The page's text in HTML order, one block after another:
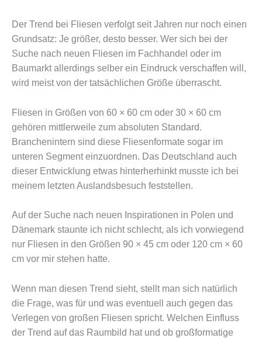
Der Trend bei Fliesen verfolgt seit Jahren nur noch einen
Grundsatz: Je größer, desto besser. Wer sich bei der
Suche nach neuen Fliesen im Fachhandel oder im
Baumarkt allerdings selber ein Eindruck verschaffen will,
wird meist von der tatsächlichen Größe überrascht.
Fliesen in Größen von 60 × 60 cm oder 30 × 60 cm
gehören mittlerweile zum absoluten Standard.
Branchenintern sind diese Fliesenformate sogar im
unteren Segment einzuordnen. Das Deutschland auch
dieser Entwicklung etwas hinterherhinkt musste ich bei
meinem letzten Auslandsbesuch feststellen.
Auf der Suche nach neuen Inspirationen in Polen und
Dänemark staunte ich nicht schlecht, als ich vorwiegend
nur Fliesen in den Größen 90 × 45 cm oder 120 cm × 60
cm vor mir stehen hatte.
Wenn man diesen Trend sieht, stellt man sich natürlich
die Frage, was für und was eventuell auch gegen das
Verlegen von großen Fliesen spricht. Welchen Einfluss
der Trend auf das Raumbild hat und ob großformatige